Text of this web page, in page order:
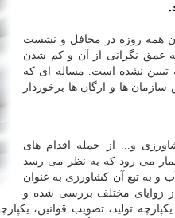
همه روزه در محافل و نشست
عمق نگرانی از آن و کم شدن
تبیین نشده است. مساله ای که
سازمان ها و ارگان ها برخوردار
و... از جمله اقدام های
می رود که به نظر می رسد
و به تبع آن کشاورزی به عنوان
مختلف بررسی شده و
تولید، تصویب قوانین،